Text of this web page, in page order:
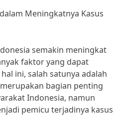
Meningkatnya Kasus
semakin meningkat
faktor yang dapat
ini, salah satunya adalah
bagian penting
Indonesia, namun
pemicu terjadinya kasus